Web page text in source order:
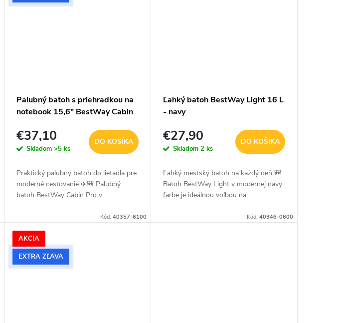
Palubný batoh s priehradkou na
notebook 15,6" BestWay Cabin
€37,10
Skladom >5 ks
DO KOŠÍKA
Praktický palubný batoh do lietadla pre
moderné cestovanie ✈️🎒 Palubný
batoh BestWay Cabin Pro v
čiernymi detailmi je ideálnou voľbou
Kód: 40357-6100
Ľahký batoh BestWay Light 16 L
- navy
€27,90
Skladom 2 ks
DO KOŠÍKA
Ľahký mestský batoh na každý deň 🎒
Batoh BestWay Light v modernej navy
farbe je ideálnou voľbou na
na voľný čas. Vďaka nízkej hmotnosti,...
Kód: 40346-0600
AKCIA
EXTRA ZĽAVA